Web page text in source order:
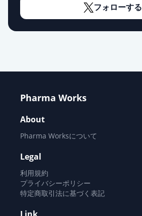
フォローする
Pharma Works
About
Pharma Worksについて
Legal
利用規約
プライバシーポリシー
特定商取引法に基づく表記